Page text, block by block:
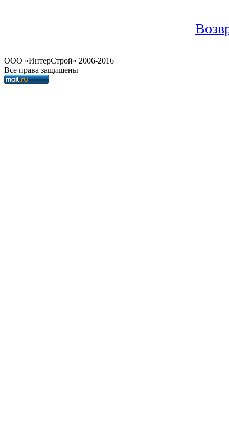
OOO «ИнтерСтрой» 2006-2016
Все права защищены